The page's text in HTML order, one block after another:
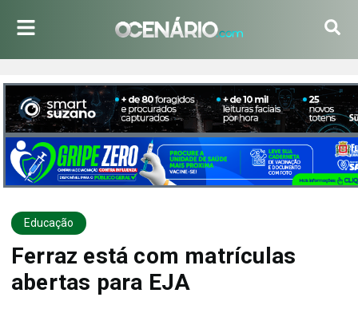
Educação
Ferraz está com matrículas
abertas para EJA